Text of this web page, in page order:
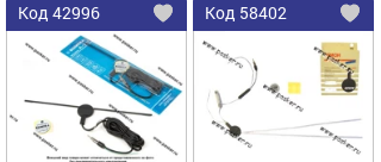
Код 42996
Добавить
избранное
Код 58402